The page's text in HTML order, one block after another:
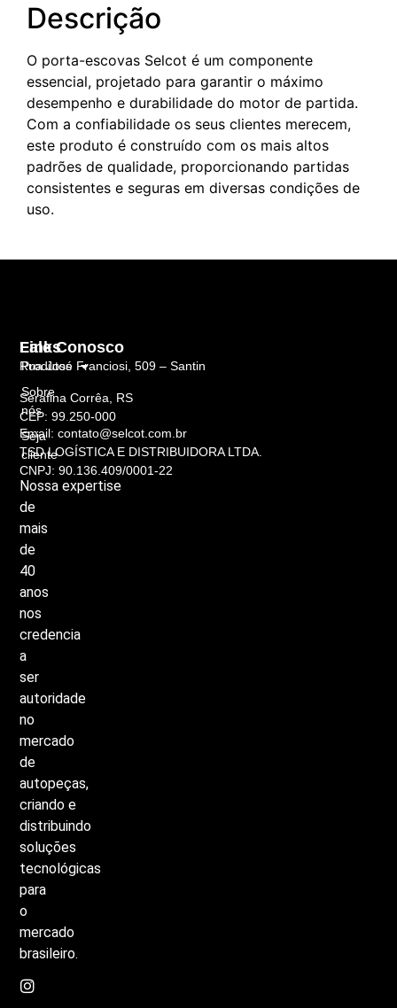
Descrição
O porta-escovas Selcot é um componente
essencial, projetado para garantir o máximo
desempenho e durabilidade do motor de partida.
Com a confiabilidade os seus clientes merecem,
este produto é construído com os mais altos
padrões de qualidade, proporcionando partidas
consistentes e seguras em diversas condições de
uso.
Nossaexpertise
de
mais
de
40
anos
nos
credencia
a
ser
autoridade
no
mercado
de
autopeças,
criando e
distribuindo
soluções
tecnológicas
para
o
mercado
brasileiro.
Links
Produtos
Sobre
nós
Seja
cliente
Fale Conosco
Rua José Franciosi, 509 – Santin
Serafina Corrêa, RS
CEP: 99.250-000
Email: contato@selcot.com.br
TSD LOGÍSTICA E DISTRIBUIDORA LTDA.
CNPJ: 90.136.409/0001-22